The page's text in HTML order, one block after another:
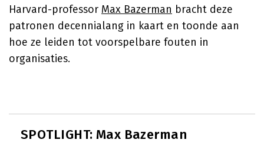
Harvard-professor Max Bazerman bracht deze
patronen decennialang in kaart en toonde aan
hoe ze leiden tot voorspelbare fouten in
organisaties.
SPOTLIGHT: Max Bazerman